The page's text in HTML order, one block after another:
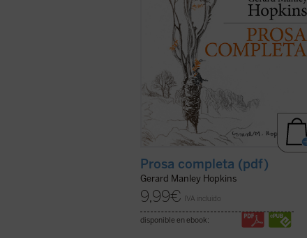
Prosa completa (pdf)
Gerard Manley Hopkins
9,99€ IVA incluido
disponible en ebook: